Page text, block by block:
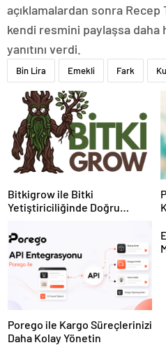
açıklamalardan sonra
kendi resmini paylaşsa daha
yanıtını verdi.
Bin Lira Emekli Fark
Bitkigrow ile Bitki
Yetiştiriciliğinde Doğru
Porego ile Kargo Süreçlerinizi
Daha Kolay Yönetin